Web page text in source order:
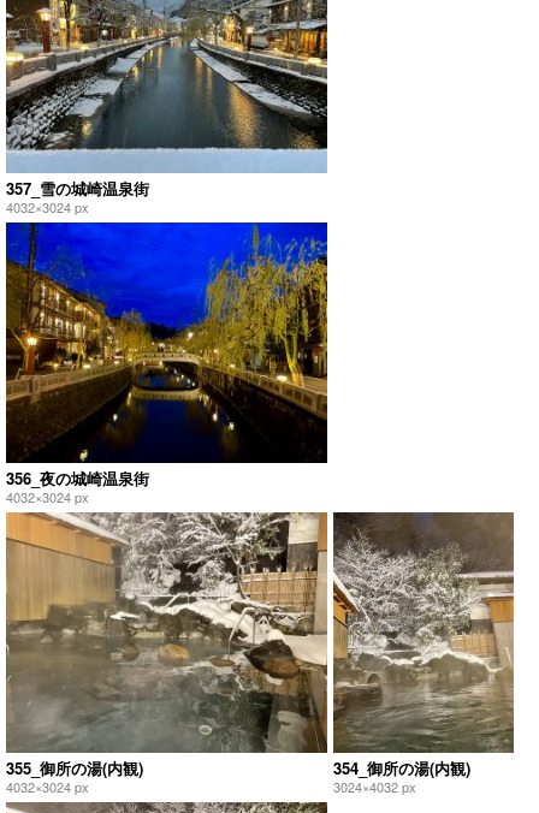
357_雪の城崎温泉街
4032×3024 px
356_夜の城崎温泉街
4032×3024 px
355_御所の湯(内観)
4032×3024 px
354_御所の湯(内観)
3024×4032 px